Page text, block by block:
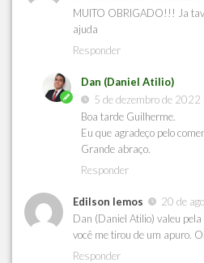
MUITO OBRIGADO!!! Ja
ajuda
Responder
Dan (Daniel Atilio)
5 de dezembro de
Boa tarde Guilherme.
Eu que agradeço pelo
Grande abraço.
Responder
Edilson lemos
20 de
Dan (Daniel Atilio) valeu
você me tirou de um apuro.
Responder